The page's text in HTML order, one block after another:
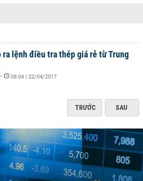
ra lệnh điều tra thép giá rẻ từ Trung
- 08:04 | 22/04/2017
TRƯỚC SAU